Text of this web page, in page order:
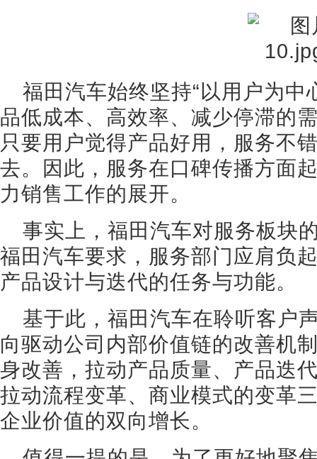
福田汽车始终坚持“以用户为中
品低成本、高效率、减少停滞的
只要用户觉得产品好用，服务不
去。因此，服务在口碑传播方面
力销售工作的展开。
事实上，福田汽车对服务板块
福田汽车要求，服务部门应肩负
产品设计与迭代的任务与功能。
基于此，福田汽车在聆听客户
向驱动公司内部价值链的改善机
身改善，拉动产品质量、产品迭
拉动流程变革、商业模式的变革
企业价值的双向增长。